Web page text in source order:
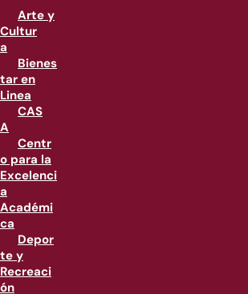
Arte y
Cultur
a
Bienes
tar en
Linea
CAS
A
Centr
o para la
Excelenci
a
Académi
ca
Depor
te y
Recreaci
ón